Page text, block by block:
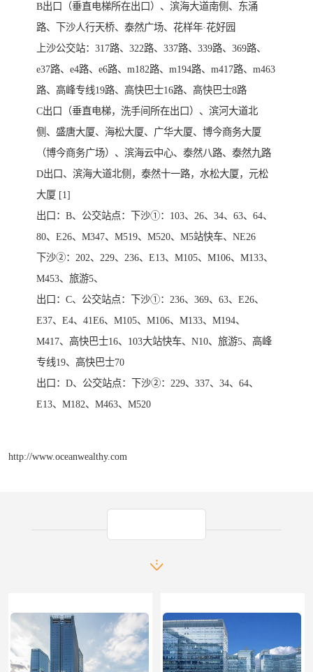
B出口（垂直电梯所在出口）、滨海大道南侧、东涌
路、下沙人行天桥、泰然广场、花样年·花好园
上沙公交站：317路、322路、337路、339路、369路、
e37路、e4路、e6路、m182路、m194路、m417路、m463
路、高峰专线19路、高快巴士16路、高快巴士8路
C出口（垂直电梯，洗手间所在出口）、滨河大道北
侧、盛唐大厦、海松大厦、广华大厦、博今商务大厦
（博今商务广场）、滨海云中心、泰然八路、泰然九路
D出口、滨海大道北侧，泰然十一路，水松大厦，元松
大厦 [1]
出口：B、公交站点：下沙①：103、26、34、63、64、
80、E26、M347、M519、M520、M5站快车、NE26
下沙②：202、229、236、E13、M105、M106、M133、
M453、旅游5、
出口：C、公交站点：下沙①：236、369、63、E26、
E37、E4、41E6、M105、M106、M133、M194、
M417、高快巴士16、103大站快车、N10、旅游5、高峰
专线19、高快巴士70
出口：D、公交站点：下沙②：229、337、34、64、
E13、M182、M463、M520
http://www.oceanwealthy.com